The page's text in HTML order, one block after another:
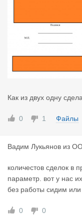
Как из двух одну
0 1 Файлы
Вадим Лукьянов из
количестов сделок в
параметр. вот у нас
без работы сидим
0 0